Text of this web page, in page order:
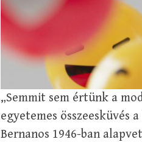
„Semmit sem értünk a
egyetemes összeesküvés
Bernanos 1946-ban